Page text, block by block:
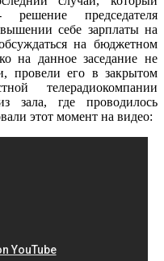
решение председателя
себе зарплаты на
на бюджетном
на данное заседание не
провели его в закрытом
телерадиокомпании
зала, где проводилось
этот момент на видео: